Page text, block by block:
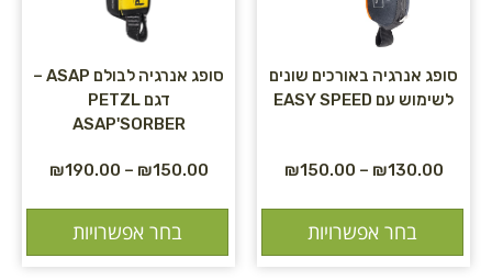
סופג אנרגיה באורכים שונים
לשימוש עם EASY SPEED
₪130.00
–
₪150.00
בחר אפשרויות
סופג אנרגיה לבולם ASAP –
דגם PETZL
ASAP'SORBER
₪150.00
–
₪190.00
בחר אפשרויות